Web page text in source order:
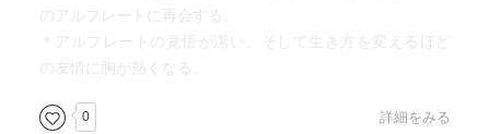
のアルフレートに再会する。
＊アルフレートの覚悟が潔い。そして生き方を変えるほど
の友情に胸が熱くなる。
0 詳細をみる